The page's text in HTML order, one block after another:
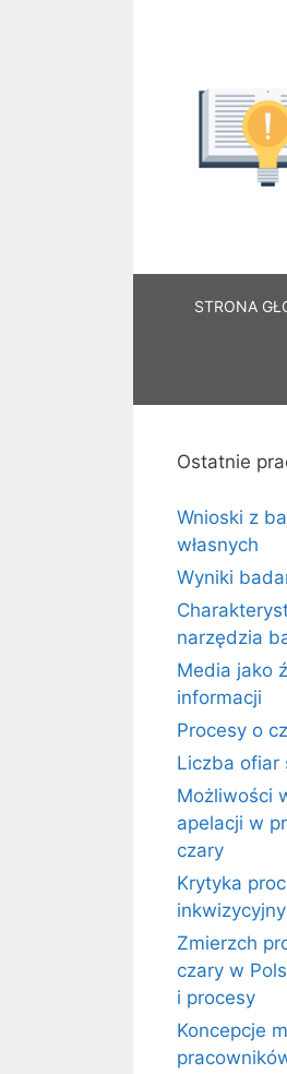
STRONA
Ostatnie
Wnioski z
własnych
Wyniki
narzędzia
Media jako
informacji
Procesy o
Liczba ofiar
Możliwości
apelacji w
czary
Krytyka
Zmierzch
czary w
i procesy
Koncepcje